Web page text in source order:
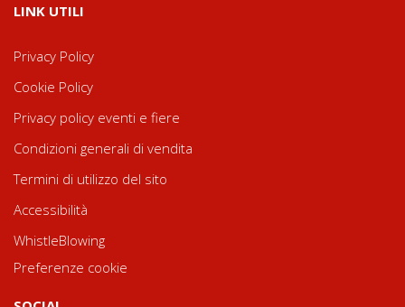
LINK UTILI
Privacy Policy
Cookie Policy
Privacy policy eventi e fiere
Condizioni generali di vendita
Termini di utilizzo del sito
Accessibilità
WhistleBlowing
Preferenze cookie